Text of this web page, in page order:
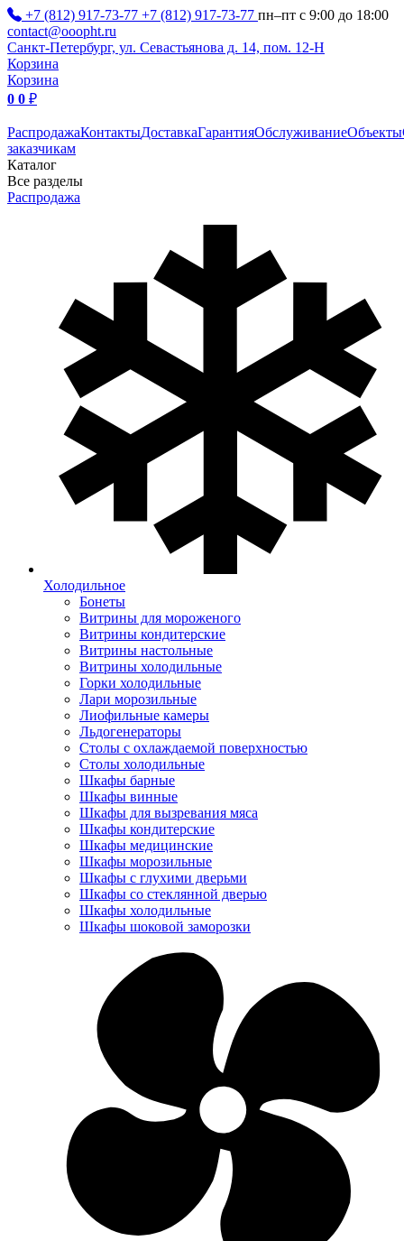
+7 (812) 917-73-77 +7 (812) 917-73-77 пн–пт с 9:00 до 18:00
contact@ooopht.ru
Санкт-Петербург, ул. Севастьянова д. 14, пом. 12-Н
Корзина
Корзина
0 0 ₽
РаспродажаКонтактыДоставкаГарантияОбслуживаниеОбъекты
заказчикам
Каталог
Все разделы
Распродажа
Холодильное
Бонеты
Витрины для мороженого
Витрины кондитерские
Витрины настольные
Витрины холодильные
Горки холодильные
Лари морозильные
Лиофильные камеры
Льдогенераторы
Столы с охлаждаемой поверхностью
Столы холодильные
Шкафы барные
Шкафы винные
Шкафы для вызревания мяса
Шкафы кондитерские
Шкафы медицинские
Шкафы морозильные
Шкафы с глухими дверьми
Шкафы со стеклянной дверью
Шкафы холодильные
Шкафы шоковой заморозки